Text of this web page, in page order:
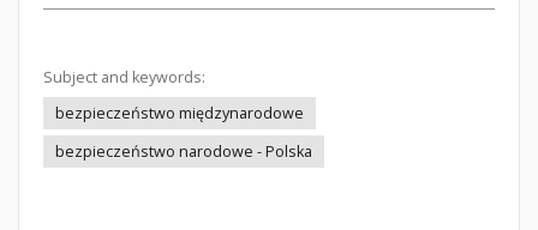
Subject and keywords:
bezpieczeństwo międzynarodowe
bezpieczeństwo narodowe - Polska